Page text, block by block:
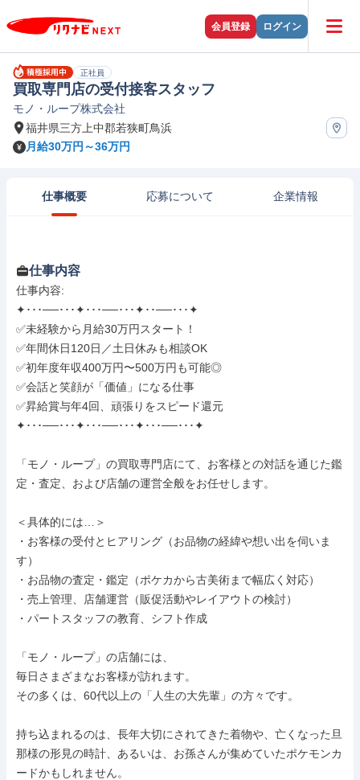
会員登録 ログイン
正社員
買取専門店の受付接客スタッフ
モノ・ループ株式会社
福井県三方上中郡若狭町鳥浜
月給30万円～36万円
仕事概要 応募について 企業情報
仕事内容
仕事内容:
✦･･･──･･･✦･･･──･･･✦･･──･･･✦
✅未経験から月給30万円スタート！
✅年間休日120日／土日休みも相談OK
✅初年度年収400万円〜500万円も可能◎
✅会話と笑顔が「価値」になる仕事
✅昇給賞与年4回、頑張りをスピード還元
✦･･･──･･･✦･･･──･･･✦･･･──･･･✦
「モノ・ループ」の買取専門店にて、お客様との対話を通じた鑑
定・査定、および店舗の運営全般をお任せします。
＜具体的には…＞
・お客様の受付とヒアリング（お品物の経緯や想い出を伺いま
す）
・お品物の査定・鑑定（ポケカから古美術まで幅広く対応）
・売上管理、店舗運営（販促活動やレイアウトの検討）
・パートスタッフの教育、シフト作成
「モノ・ループ」の店舗には、
毎日さまざまなお客様が訪れます。
その多くは、60代以上の「人生の大先輩」の方々です。
持ち込まれるのは、長年大切にされてきた着物や、亡くなった旦
那様の形見の時計、あるいは、お孫さんが集めていたポケモンカ
ードかもしれません。